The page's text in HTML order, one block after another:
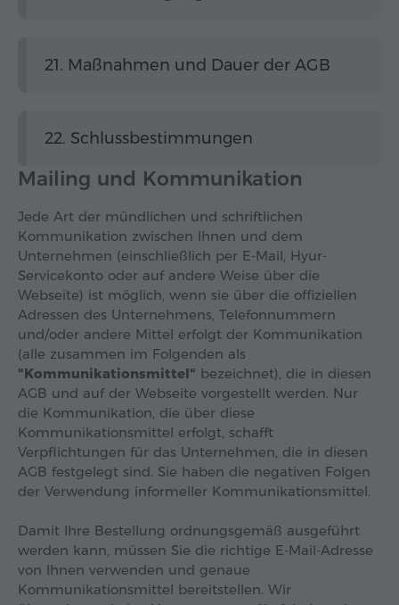
21. Maßnahmen und Dauer der AGB
22. Schlussbestimmungen
Mailing und Kommunikation
Jede Art der mündlichen und schriftlichen
Kommunikation zwischen Ihnen und dem
Unternehmen (einschließlich per E-Mail, Hyur-
Servicekonto oder auf andere Weise über die
Webseite) ist möglich, wenn sie über die offiziellen
Adressen des Unternehmens, Telefonnummern
und/oder andere Mittel erfolgt der Kommunikation
(alle zusammen im Folgenden als
"Kommunikationsmittel" bezeichnet), die in diesen
AGB und auf der Webseite vorgestellt werden. Nur
die Kommunikation, die über diese
Kommunikationsmittel erfolgt, schafft
Verpflichtungen für das Unternehmen, die in diesen
AGB festgelegt sind. Sie haben die negativen Folgen
der Verwendung informeller Kommunikationsmittel.
Damit Ihre Bestellung ordnungsgemäß ausgeführt
werden kann, müssen Sie die richtige E-Mail-Adresse
von Ihnen verwenden und genaue
Kommunikationsmittel bereitstellen. Wir